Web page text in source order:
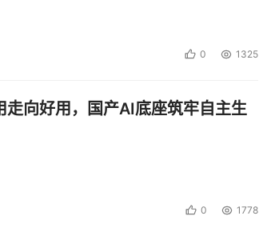
0 1325
走向好用，国产AI底座筑牢自主生
0 1778